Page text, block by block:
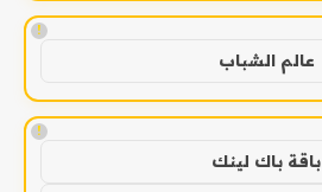
!
عالم الشباب
!
باقة باك لينك